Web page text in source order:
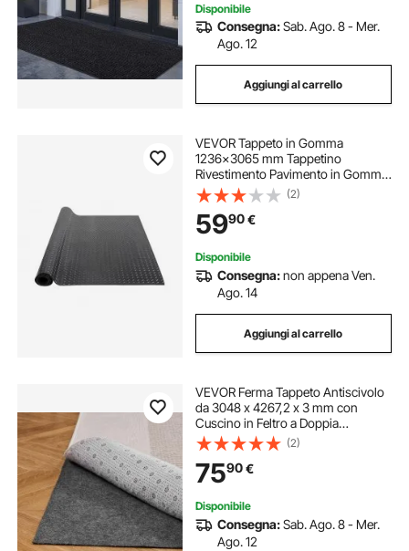
Disponibile
Consegna:Sab. Ago. 8 - Mer.
Ago. 12
Aggiungi al carrello
VEVOR Tappeto in Gomma
1236x3065 mm Tappetino
Rivestimento Pavimento in Gomma
SBR, Tappeto Borchiato Spessore 3
mm Tappeto Diamantato a Strappo,
Tappeto Antiscivolo per Garage,
Magazzini, Palestra
(2)
5990€
Disponibile
Consegna:non appena Ven.
Ago. 14
Aggiungi al carrello
VEVOR Ferma Tappeto Antiscivolo
da 3048 x 4267,2 x 3 mm con
Cuscino in Feltro a Doppia
Superficie e Antiscivolo in Gomma,
Protezione per Pavimenti in Legno
per Tutti i Pavimenti, Finiture
(2)
7590€
Disponibile
Consegna:Sab. Ago. 8 - Mer.
Ago. 12